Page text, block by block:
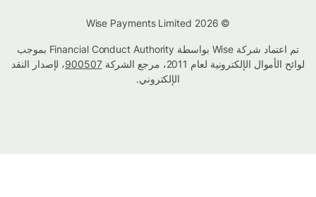
تم اعتماد شركة Wise بواسطة Financial Conduct Authority بموجب
لوائح الأموال الإلكترونية لعام 2011، مرجع الشركة
900507، لإصدار النقد
الإلكتروني.